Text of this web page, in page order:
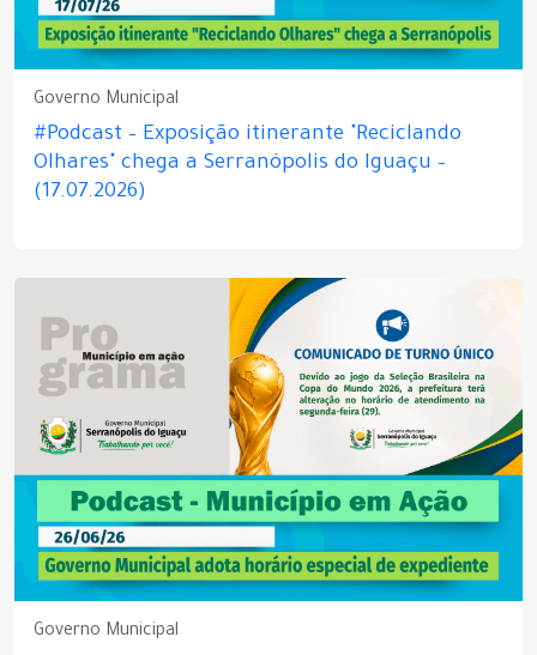
Governo Municipal
#Podcast – Exposição itinerante "Reciclando
Olhares" chega a Serranópolis do Iguaçu –
(17.07.2026)
Governo Municipal